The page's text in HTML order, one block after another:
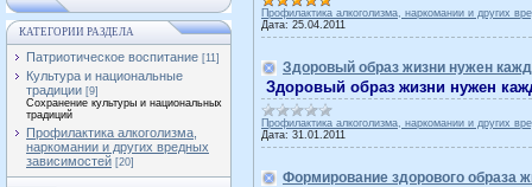
КАТЕГОРИИ РАЗДЕЛА
Патриотическое воспитание [11]
Культура и национальные
традиции [9]
Сохранение культуры и национальных
традиций
Профилактика алкоголизма,
наркомании и других вредных
зависимостей [20]
Профилактика алкоголизма, наркомании и других
Дата: 25.04.2011
Здоровый образ жизни нужен
Здоровый образ жизни нужен
Профилактика алкоголизма, наркомании и других
Дата: 31.01.2011
Формирование здорового